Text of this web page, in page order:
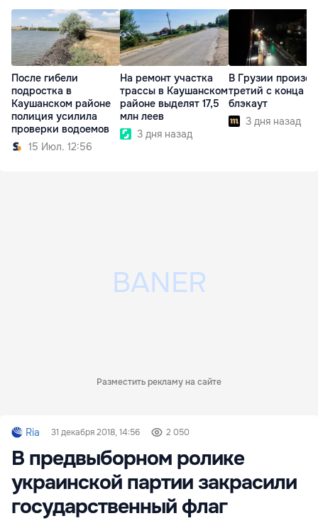
После гибели
подростка в
Каушанском районе
полиция усилила
проверки водоемов
15 Июл. 12:56
На ремонт участка
трассы в Каушанском
районе выделят 17,5
млн леев
3 дня назад
В Грузии
третий с конца
блэкаут
3 дня назад
Разместить рекламу на сайте
Ria 31 декабря 2018, 14:56 2 050
В предвыборном ролике
украинской партии закрасили
государственный флаг